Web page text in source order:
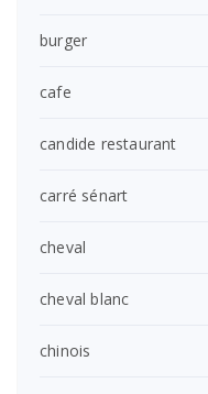
burger
cafe
candide restaurant
carré sénart
cheval
cheval blanc
chinois